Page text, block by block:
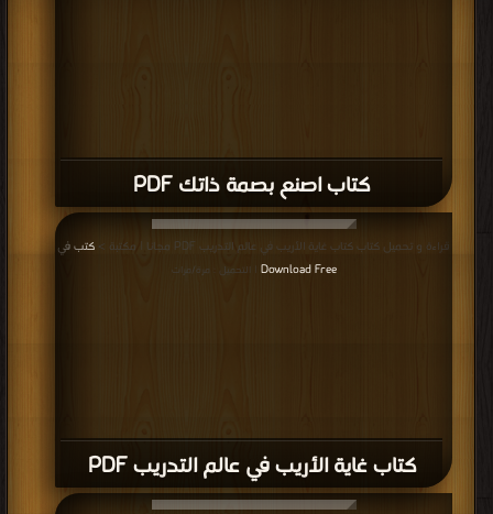
كتاب اصنع بصمة ذاتك PDF
كتاب غاية الأريب في عالم التدريب PDF
قراءة و تحميل كتاب كتاب غاية الأريب في عالم التدريب PDF مجانا | مكتبة >
كتب في
Download Free | التحميل : مرة/مرات